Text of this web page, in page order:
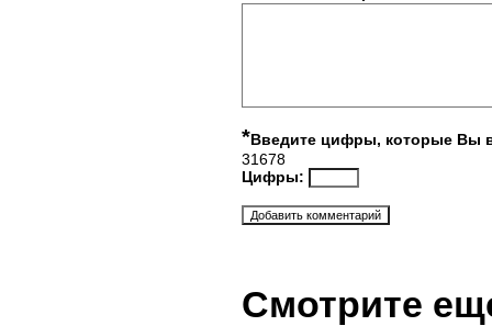
*Введите цифры, которые Вы
31678
Цифры:
Смотрите